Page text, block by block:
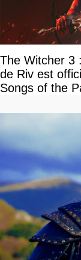
The Witcher 3
de Riv est
Songs of the